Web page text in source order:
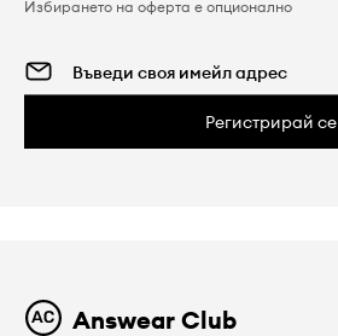
Избирането на оферта е опционално
Регистрирай се
Answear Club